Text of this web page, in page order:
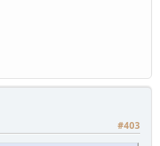
#403